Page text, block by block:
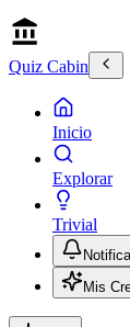
Quiz Cabin
Inicio
Explorar
Trivial
Mis